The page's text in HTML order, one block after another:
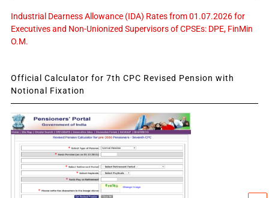
Industrial Dearness Allowance (IDA) Rates from 01.07.2026 for
Executives and Non-Unionized Supervisors of CPSEs: DPE, FinMin
O.M.
Official Calculator for 7th CPC Revised Pension with
Notional Fixation